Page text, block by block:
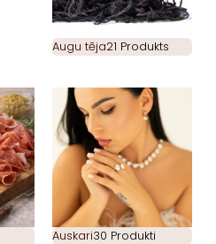
Augu tēja21 Produkts
Auskari30 Produkti